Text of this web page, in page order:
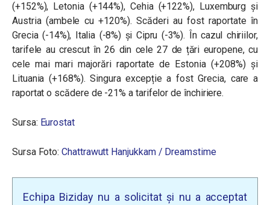
(+152%), Letonia (+144%), Cehia (+122%), Luxemburg și
Austria (ambele cu +120%). Scăderi au fost raportate în
Grecia (-14%), Italia (-8%) și Cipru (-3%). În cazul chiriilor,
tarifele au crescut în 26 din cele 27 de țări europene, cu
cele mai mari majorări raportate de Estonia (+208%) și
Lituania (+168%). Singura excepție a fost Grecia, care a
raportat o scădere de -21% a tarifelor de închiriere.
Sursa: Eurostat
Sursa Foto:Chattrawutt Hanjukkam / Dreamstime
Echipa Biziday nu a solicitat și nu a acceptat